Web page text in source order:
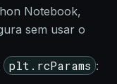
Notebook,
sem usar o
plt.rcParams :